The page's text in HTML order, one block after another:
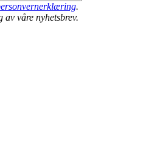
.
av våre nyhetsbrev.